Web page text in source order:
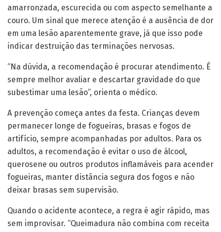
amarronzada, escurecida ou com aspecto semelhante a
couro. Um sinal que merece atenção é a ausência de dor
em uma lesão aparentemente grave, já que isso pode
indicar destruição das terminações nervosas.
“Na dúvida, a recomendação é procurar atendimento. É
sempre melhor avaliar e descartar gravidade do que
subestimar uma lesão”, orienta o médico.
A prevenção começa antes da festa. Crianças devem
permanecer longe de fogueiras, brasas e fogos de
artifício, sempre acompanhadas por adultos. Para os
adultos, a recomendação é evitar o uso de álcool,
querosene ou outros produtos inflamáveis para acender
fogueiras, manter distância segura dos fogos e não
deixar brasas sem supervisão.
Quando o acidente acontece, a regra é agir rápido, mas
sem improvisar. “Queimadura não combina com receita